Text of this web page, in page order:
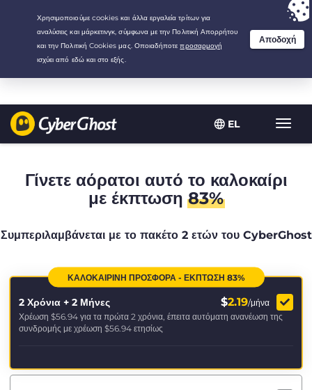
EL
Your choice:The Best Dealfor 2.1666666666667-years at $
/month
Γίνετε αόρατοι αυτό το καλοκαίρι
με έκπτωση83%
Συμπεριλαμβάνεται με το πακέτο 2 ετών του CyberGhost
ΚΑΛΟΚΑΙΡΙΝΉ ΠΡΟΣΦΟΡΆ - ΈΚΠΤΩΣΗ 83%
2 Χρόνια + 2 Μήνες $2.19/μήνα
Χρέωση $56.94 για τα πρώτα 2 χρόνια, έπειτα αυτόματη ανανέωση της
συνδρομής με χρέωση $56.94 ετησίως